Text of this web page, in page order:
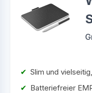
Slim und
Batteriefreier